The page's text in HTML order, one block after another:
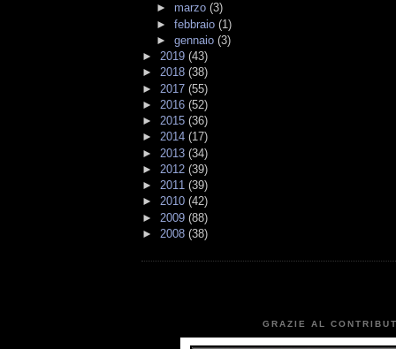
► marzo (3)
► febbraio (1)
► gennaio (3)
► 2019 (43)
► 2018 (38)
► 2017 (55)
► 2016 (52)
► 2015 (36)
► 2014 (17)
► 2013 (34)
► 2012 (39)
► 2011 (39)
► 2010 (42)
► 2009 (88)
► 2008 (38)
GRAZIE AL